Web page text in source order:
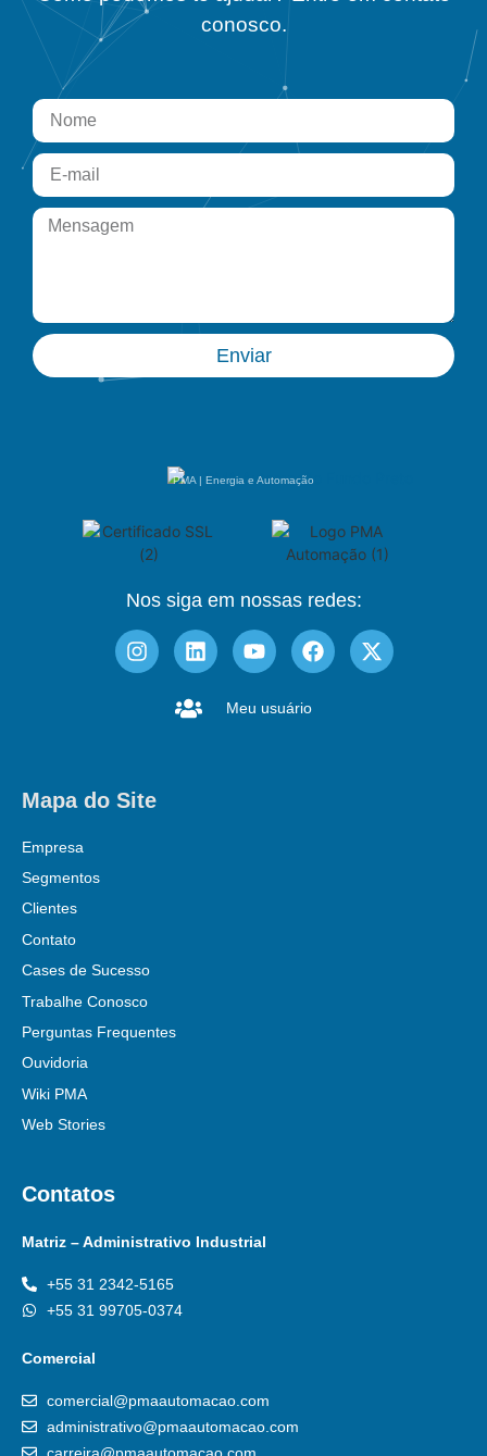
conosco.
Enviar
PMA | Energia e Automação
Nos siga em nossas redes:
Meu usuário
Mapa do Site
Empresa
Segmentos
Clientes
Contato
Cases de Sucesso
Trabalhe Conosco
Perguntas Frequentes
Ouvidoria
Wiki PMA
Web Stories
Contatos
Matriz – Administrativo Industrial
+55 31 2342-5165
+55 31 99705-0374
Comercial
comercial@pmaautomacao.com
administrativo@pmaautomacao.com